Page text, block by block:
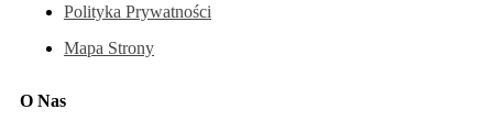
Polityka Prywatności
Mapa Strony
O Nas